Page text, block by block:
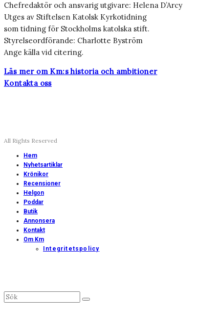
Chefredaktör och ansvarig utgivare: Helena D’Arcy
Utges av Stiftelsen Katolsk Kyrkotidning
som tidning för Stockholms katolska stift.
Styrelseordförande: Charlotte Byström
Ange källa vid citering.
Läs mer om Km:s historia och ambitioner
Kontakta oss
All Rights Reserved
Hem
Nyhetsartiklar
Krönikor
Recensioner
Helgon
Poddar
Butik
Annonsera
Kontakt
Om Km
Integritetspolicy